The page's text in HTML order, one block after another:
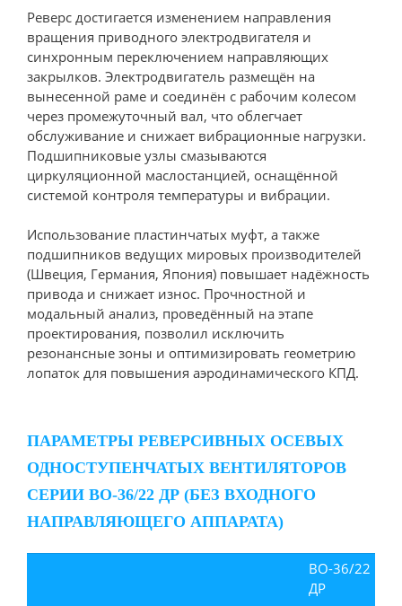
Реверс достигается изменением направления
вращения приводного электродвигателя и
синхронным переключением направляющих
закрылков. Электродвигатель размещён на
вынесенной раме и соединён с рабочим колесом
через промежуточный вал, что облегчает
обслуживание и снижает вибрационные нагрузки.
Подшипниковые узлы смазываются
циркуляционной маслостанцией, оснащённой
системой контроля температуры и вибрации.
Использование пластинчатых муфт, а также
подшипников ведущих мировых производителей
(Швеция, Германия, Япония) повышает надёжность
привода и снижает износ. Прочностной и
модальный анализ, проведённый на этапе
проектирования, позволил исключить
резонансные зоны и оптимизировать геометрию
лопаток для повышения аэродинамического КПД.
ПАРАМЕТРЫ РЕВЕРСИВНЫХ ОСЕВЫХ
ОДНОСТУПЕНЧАТЫХ ВЕНТИЛЯТОРОВ
СЕРИИ ВО-36/22 ДР (БЕЗ ВХОДНОГО
НАПРАВЛЯЮЩЕГО АППАРАТА)
ВО-36/22
ДР